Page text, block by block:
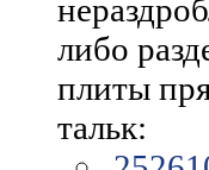
либо
плиты
тальк: